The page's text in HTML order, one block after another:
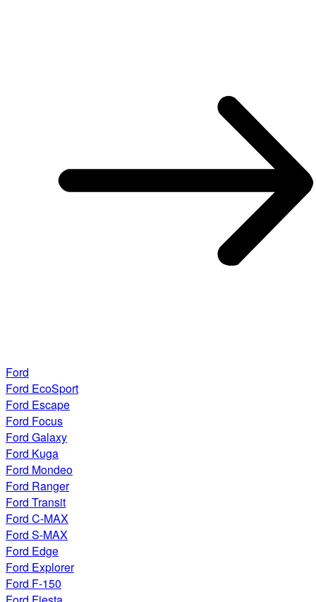
Ford
Ford EcoSport
Ford Escape
Ford Focus
Ford Galaxy
Ford Kuga
Ford Mondeo
Ford Ranger
Ford Transit
Ford C-MAX
Ford S-MAX
Ford Edge
Ford Explorer
Ford F-150